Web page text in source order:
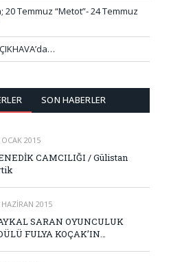
20 Temmuz “Metot”- 24 Temmuz
SON HABERLER
2015
CAMCILIĞI / Gülistan
HAZIRAN 2015
SARAN OYUNCULUK
FULYA KOÇAK’IN…